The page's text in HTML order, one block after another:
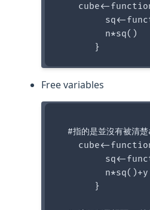
cube<-
sq<-
         n*sq()
Free variables
#指的是並沒有被清
cube<-
sq<-
         n*sq()+y
       }